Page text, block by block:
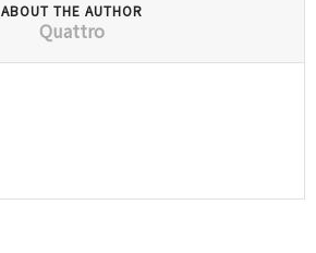
ABOUT THE AUTHOR
Quattro